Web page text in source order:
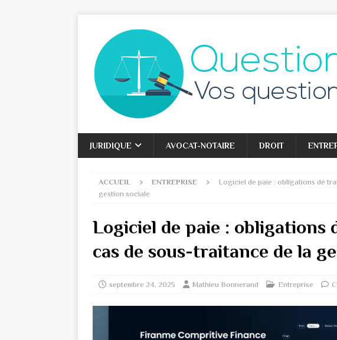
JURIDIQUE AVOCAT-NOTAIRE DROIT
ACCUEIL ENTREPRISE
Logiciel de paie : obligations de
gestion sociale
Logiciel de paie : obligations
cas de sous-traitance de la
septembre 24, 2025 Mathieu Bonnerand Entreprise